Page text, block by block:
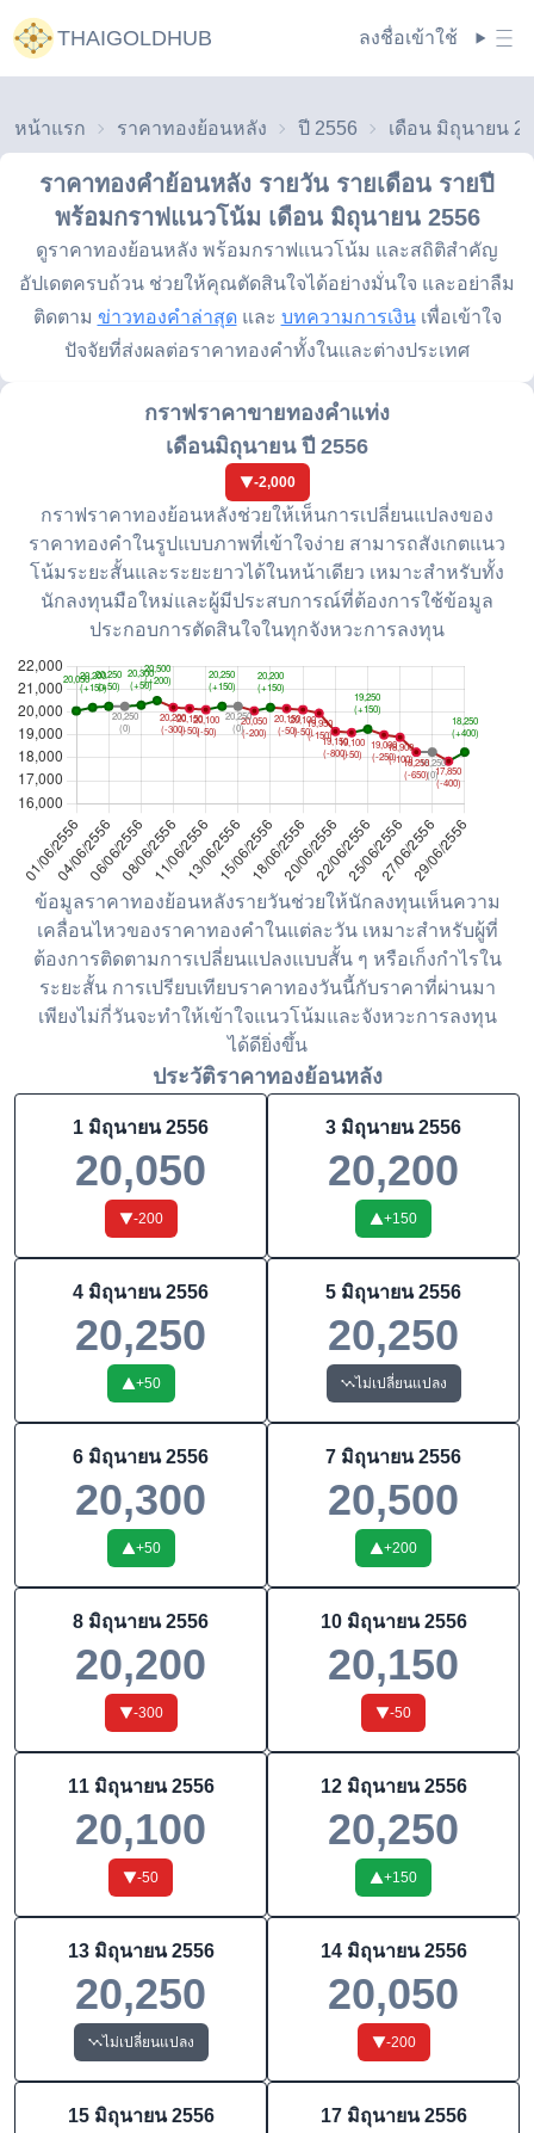
THAIGOLDHUB ลงชื่อเข้าใช้
หน้าแรก ราคาทองย้อนหลัง ปี 2556 เดือน มิถุนายน
ราคาทองคำย้อนหลัง รายวัน รายเดือน รายปี
พร้อมกราฟแนวโน้ม เดือน มิถุนายน 2556
ดูราคาทองย้อนหลัง พร้อมกราฟแนวโน้ม และสถิติสำคัญ
อัปเดตครบถ้วน ช่วยให้คุณตัดสินใจได้อย่างมั่นใจ และอย่าลืม
ติดตาม ข่าวทองคำล่าสุด และ บทความการเงิน เพื่อเข้าใจ
ปัจจัยที่ส่งผลต่อราคาทองคำทั้งในและต่างประเทศ
กราฟราคาขายทองคำแท่ง
เดือนมิถุนายน ปี 2556
-2,000
กราฟราคาทองย้อนหลังช่วยให้เห็นการเปลี่ยนแปลงของ
ราคาทองคำในรูปแบบภาพที่เข้าใจง่าย สามารถสังเกตแนว
โน้มระยะสั้นและระยะยาวได้ในหน้าเดียว เหมาะสำหรับทั้ง
นักลงทุนมือใหม่และผู้มีประสบการณ์ที่ต้องการใช้ข้อมูล
ประกอบการตัดสินใจในทุกจังหวะการลงทุน
ข้อมูลราคาทองย้อนหลังรายวันช่วยให้นักลงทุนเห็นความ
เคลื่อนไหวของราคาทองคำในแต่ละวัน เหมาะสำหรับผู้ที่
ต้องการติดตามการเปลี่ยนแปลงแบบสั้น ๆ หรือเก็งกำไรใน
ระยะสั้น การเปรียบเทียบราคาทองวันนี้กับราคาที่ผ่านมา
เพียงไม่กี่วันจะทำให้เข้าใจแนวโน้มและจังหวะการลงทุน
ได้ดียิ่งขึ้น
ประวัติราคาทองย้อนหลัง
1 มิถุนายน 2556
20,050
-200
3 มิถุนายน 2556
20,200
+150
4 มิถุนายน 2556
20,250
+50
5 มิถุนายน 2556
20,250
ไม่เปลี่ยนแปลง
6 มิถุนายน 2556
20,300
+50
7 มิถุนายน 2556
20,500
+200
8 มิถุนายน 2556
20,200
-300
10 มิถุนายน 2556
20,150
-50
11 มิถุนายน 2556
20,100
-50
12 มิถุนายน 2556
20,250
+150
13 มิถุนายน 2556
20,250
ไม่เปลี่ยนแปลง
14 มิถุนายน 2556
20,050
-200
15 มิถุนายน 2556 17 มิถุนายน 2556